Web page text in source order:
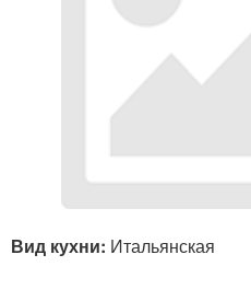
Вид кухни: Итальянская